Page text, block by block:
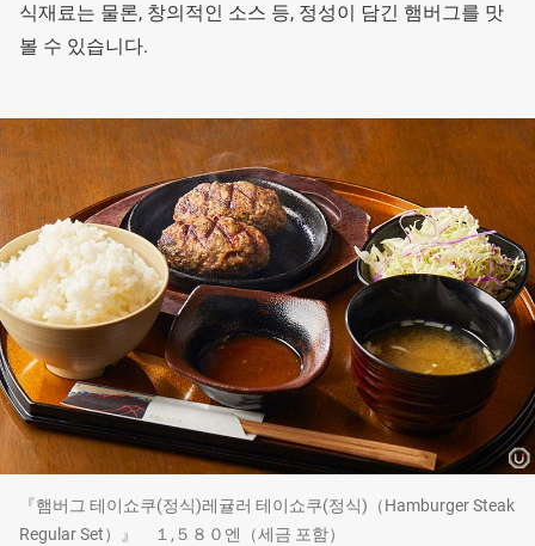
식재료는 물론, 창의적인 소스 등, 정성이 담긴 햄버그를 맛
볼 수 있습니다.
『햄버그 테이쇼쿠(정식)레귤러 테이쇼쿠(정식)（Hamburger Steak
Regular Set）』 １,５８０엔（세금 포함）